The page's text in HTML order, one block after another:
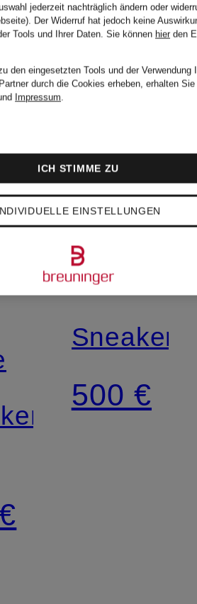
Sneaker
500 €
jederzeit nachträglich ändern oder
Der Widerruf hat jedoch keine
Tools und Ihrer Daten. Sie können hier den
den eingesetzten Tools und der Verwendung
durch die Cookies erheben, erhalten
Impressum.
EINSTELLUNGEN
ICH STIMME ZU